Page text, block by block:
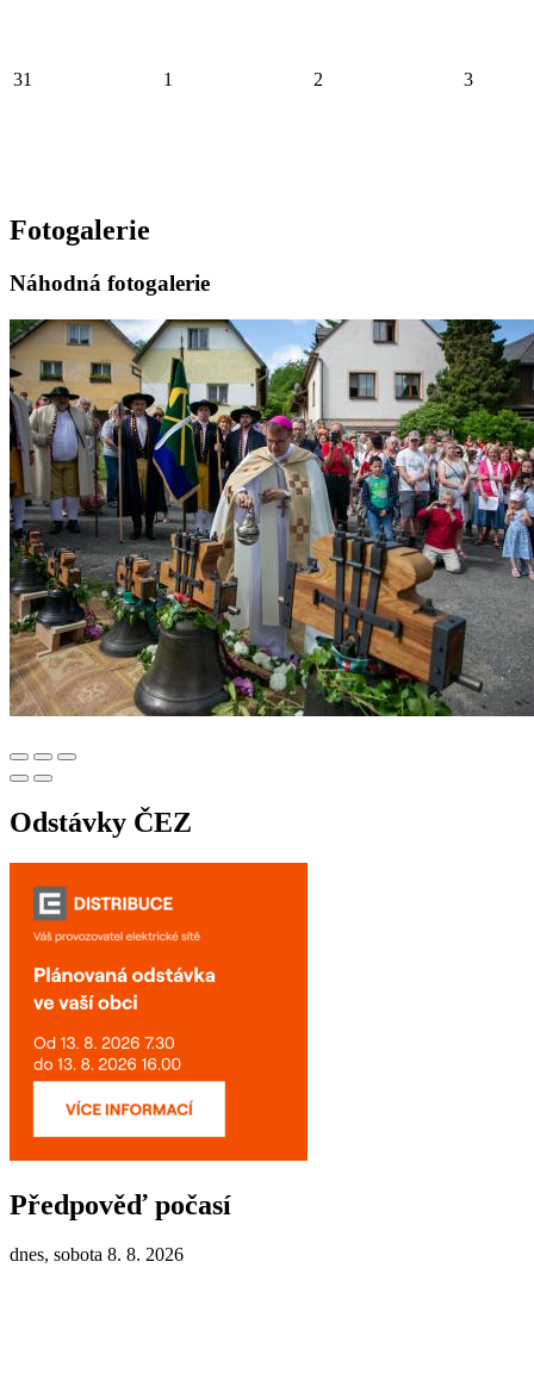
31 1 2 3
Fotogalerie
Náhodná fotogalerie
Odstávky ČEZ
Předpověď počasí
dnes, sobota 8. 8. 2026